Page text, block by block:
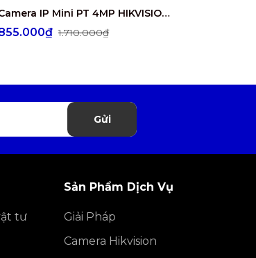
Camera IP Mini PT 4MP HIKVISION DS-2DE2C400MWG/W
1.710.000₫
Gửi
tư
Sản Phẩm Dịch Vụ
Giải Pháp
Camera Hikvision